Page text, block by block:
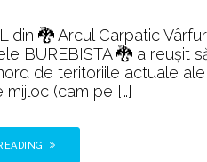
din 🐉 Arcul Carpatic
BUREBISTA 🐉 a reuşit
de teritoriile actuale
mijloc (cam pe […]